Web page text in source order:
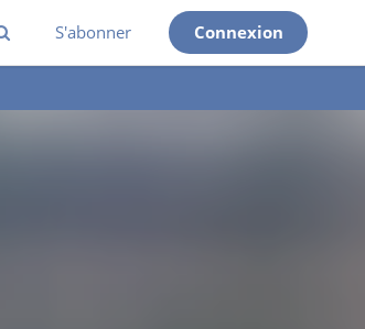
S'abonner Connexion